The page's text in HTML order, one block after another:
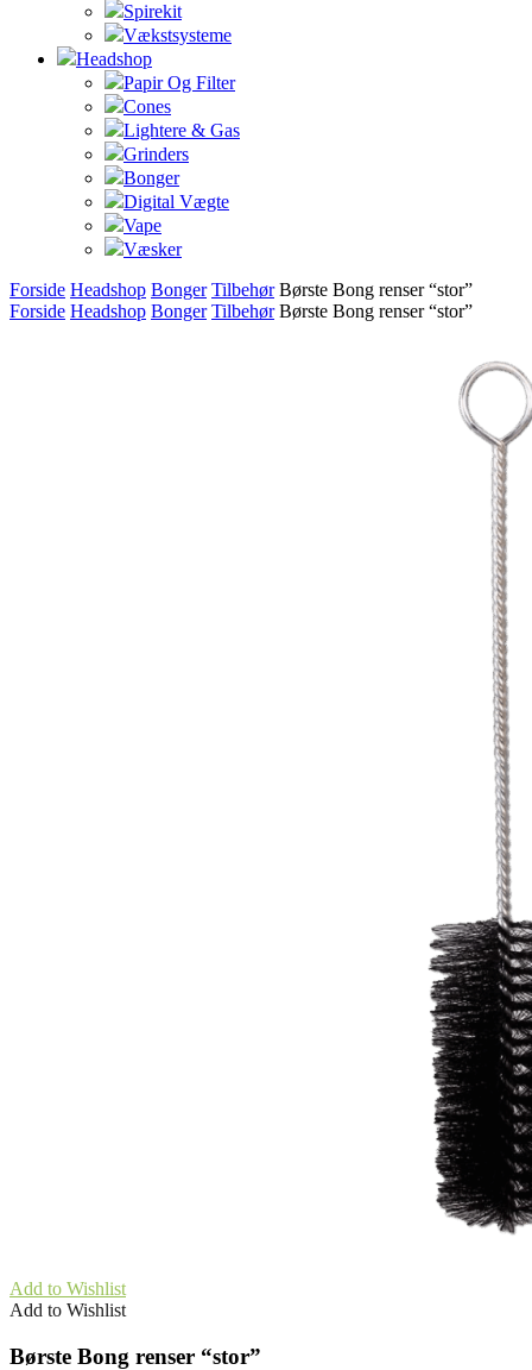
Spirekit
Vækstsysteme
Headshop
Papir Og Filter
Cones
Lightere & Gas
Grinders
Bonger
Digital Vægte
Vape
Væsker
Forside Headshop Bonger Tilbehør Børste Bong renser “stor”
Forside Headshop Bonger Tilbehør Børste Bong renser “stor”
Add to Wishlist
Add to Wishlist
Børste Bong renser “stor”